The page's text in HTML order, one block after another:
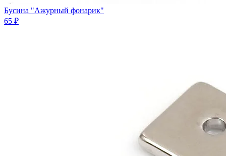
Бусина "Ажурный фонарик"
65 ₽